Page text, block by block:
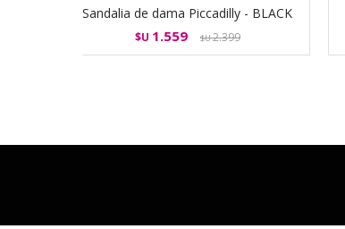
Sandalia de dama Piccadilly - BLACK
$U 1.559 $U2.399